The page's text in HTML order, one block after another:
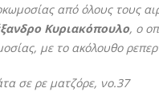
από όλους τους
Κυριακόπουλο, ο
με το ακόλουθο
σε ρε ματζόρε, νο.37